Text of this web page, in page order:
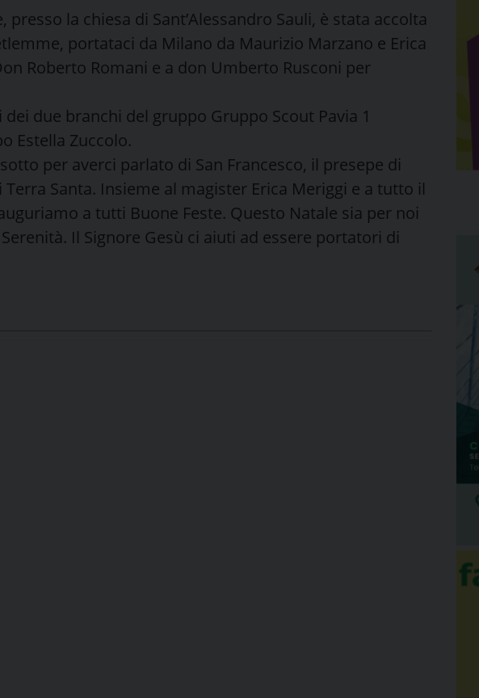
la chiesa di Sant’Alessandro Sauli, è stata accolta
portataci da Milano da Maurizio Marzano e Erica
Roberto Romani e a don Umberto Rusconi per
due branchi del gruppo Gruppo Scout Pavia 1
Estella Zuccolo.
per averci parlato di San Francesco, il presepe di
Santa. Insieme al magister Erica Meriggi e a tutto il
a tutti Buone Feste. Questo Natale sia per noi
Il Signore Gesù ci aiuti ad essere portatori di